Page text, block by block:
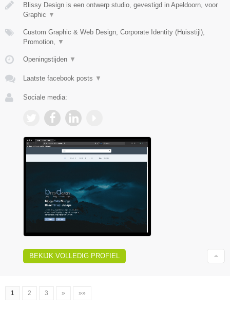
Blissy Design is een ontwerp studio, gevestigd in Apeldoorn, voor
Graphic ▼
Custom Graphic & Web Design, Corporate Identity (Huisstijl),
Promotion,
▼
Openingstijden ▼
Laatste facebook posts ▼
Sociale media:
BEKIJK VOLLEDIG PROFIEL
1 2 3 » »»